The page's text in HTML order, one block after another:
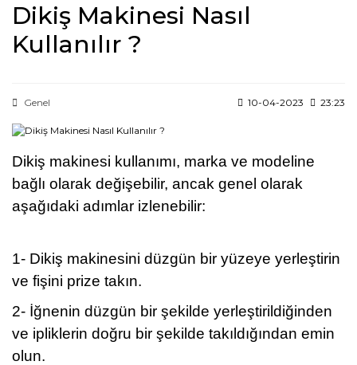
Dikiş Makinesi Nasıl
Kullanılır ?
Genel 10-04-2023 23:23
Dikiş makinesi kullanımı, marka ve modeline
bağlı olarak değişebilir, ancak genel olarak
aşağıdaki adımlar izlenebilir:
1- Dikiş makinesini düzgün bir yüzeye yerleştirin
ve fişini prize takın.
2- İğnenin düzgün bir şekilde yerleştirildiğinden
ve ipliklerin doğru bir şekilde takıldığından emin
olun.